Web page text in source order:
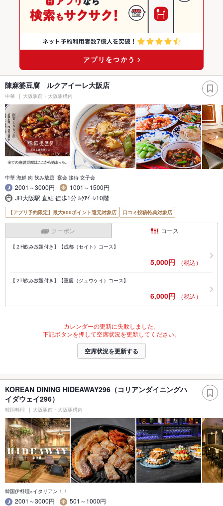
陳麻婆豆腐 ルクアイーレ大阪店
中華 大阪駅前・大阪駅構内
中華 海鮮 肉 飲み放題 宴会 接待 女子会
2001～3000円
1001～1500円
JR大阪駅 直結 徒歩1分 ﾙｸｱｲｰﾚ10階
【アプリ予約限定】最大800ポイント還元対象店 口コミ投稿特典対象店
クーポン コース
【２H飲み放題付き】【成都（セイト）コース】
5,000円 （税込）
【２H飲み放題付き】【重慶（ジュウケイ）コース】
6,000円 （税込）
カレンダーの更新に失敗しました。
下記ボタンを押して空席状況を更新してください。
空席状況を更新する
KOREAN DINING HIDEAWAY296（コリアンダイニングハ
イダウェイ296）
韓国料理 大阪駅前・大阪駅構内
韓国伊料理×イタリアン！！
2001～3000円
501～1000円